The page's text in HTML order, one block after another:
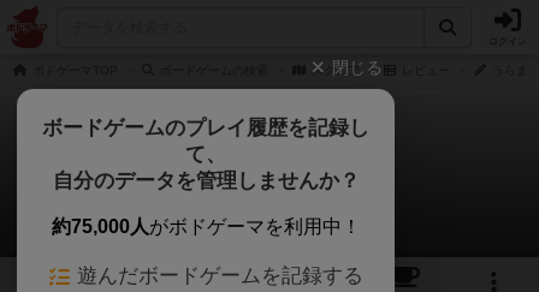
スクエア
スクエア
うらまこさんのレビュー
1 1
閉じる
ボードゲームのプレイ履歴を記録し
て、
自分のデータを管理しませんか？
約75,000人がボドゲーマを利用中！
遊んだボードゲームを記録する